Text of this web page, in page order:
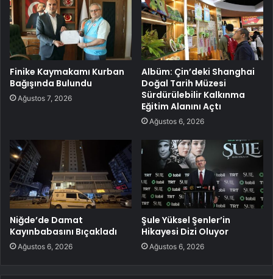
Finike Kaymakamı Kurban
Bağışında Bulundu
Ağustos 7, 2026
Albüm: Çin’deki Shanghai
Doğal Tarih Müzesi
Sürdürülebilir Kalkınma
Eğitim Alanını Açtı
Ağustos 6, 2026
Niğde’de Damat
Kayınbabasını Bıçakladı
Ağustos 6, 2026
Şule Yüksel Şenler’in
Hikayesi Dizi Oluyor
Ağustos 6, 2026